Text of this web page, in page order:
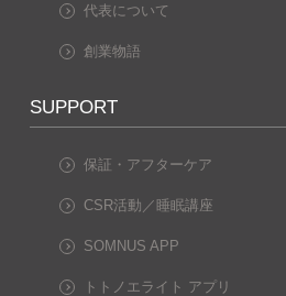
代表について
創業物語
SUPPORT
保証・アフターケア
CSR活動／睡眠講座
SOMNUS APP
トトノエライト アプリ